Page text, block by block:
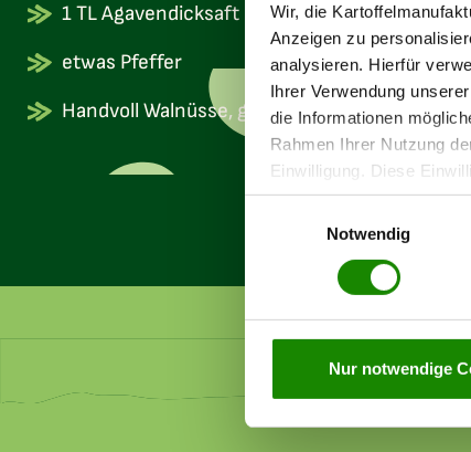
Wir, die
Anzeigen zu
analysieren. Hierfür
Ihrer Verwendung
die Informationen
Rahmen Ihrer Nutzung
Einwilligung. Diese
jederzeit widerrufen
personenbezogenen
Notwendig
Nur notwendige
1 TL Agavendicksaft
etwas Pfeffer
Handvoll Walnüsse, gehackt